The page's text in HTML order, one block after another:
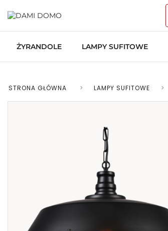
ŻYRANDOLE LAMPY SUFITOWE
STRONA GŁÓWNA > LAMPY SUFITOWE >